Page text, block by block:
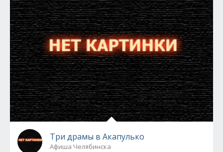
Три драмы в Акапулько
Афиша Челябинска